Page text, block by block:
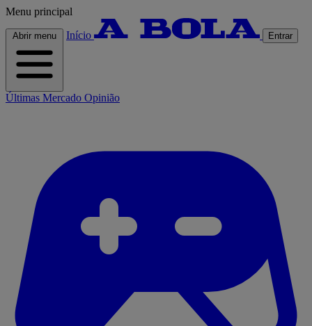
Menu principal
Abrir menu Início Entrar
Últimas Mercado Opinião